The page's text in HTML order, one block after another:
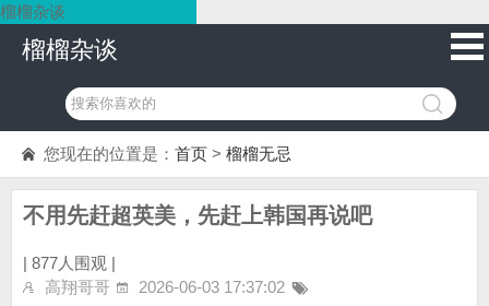
榴榴杂谈
榴榴杂谈
您现在的位置是： 首页 > 榴榴无忌
不用先赶超英美，先赶上韩国再说吧
| 877人围观 |
高翔哥哥
2026-06-03 17:37:02